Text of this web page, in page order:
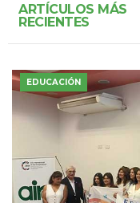
ARTÍCULOS MÁS
RECIENTES
EDUCACIÓN